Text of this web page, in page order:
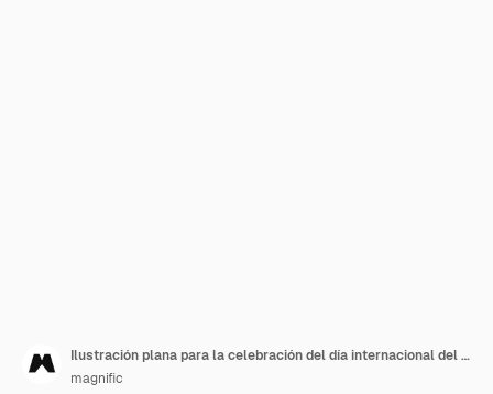
Ilustración plana para la celebración del día internacional del perro
magnific